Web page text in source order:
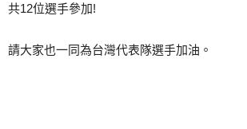
共12位選手參加!
請大家也一同為台灣代表隊選手加油。